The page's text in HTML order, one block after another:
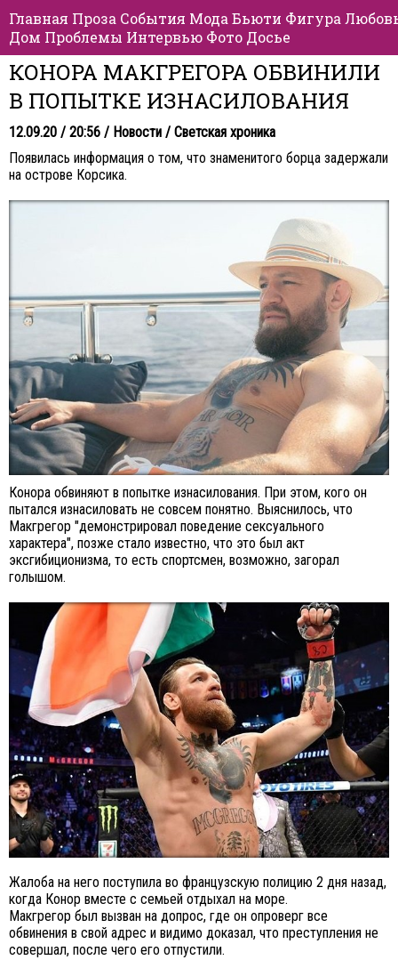
Главная Проза События Мода Бьюти Фигура
Дом Проблемы Интервью Фото Досье
КОНОРА МАКГРЕГОРА ОБВИНИЛИ
В ПОПЫТКЕ ИЗНАСИЛОВАНИЯ
12.09.20 / 20:56 / Новости / Светская хроника
Появилась информация о том, что знаменитого борца задержали
на острове Корсика.
Конора обвиняют в попытке изнасилования. При этом, кого он
пытался изнасиловать не совсем понятно. Выяснилось, что
Макгрегор "демонстрировал поведение сексуального
характера", позже стало известно, что это был акт
эксгибиционизма, то есть спортсмен, возможно, загорал
голышом.
Жалоба на него поступила во французскую полицию 2 дня назад,
когда Конор вместе с семьей отдыхал на море.
Макгрегор был вызван на допрос, где он опроверг все
обвинения в свой адрес и видимо доказал, что преступления не
совершал, после чего его отпустили.